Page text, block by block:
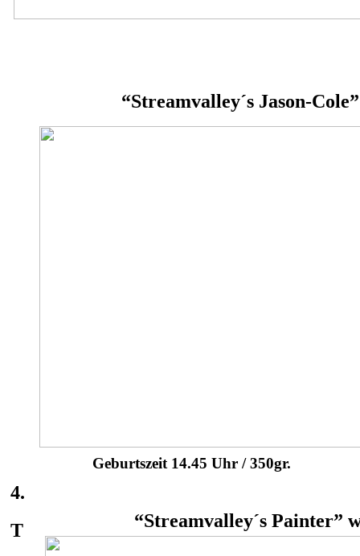
“Streamvalley´s Jason-
4.
T
Geburtszeit 14.45 Uhr / 350gr.
“Streamvalley´s Painter”